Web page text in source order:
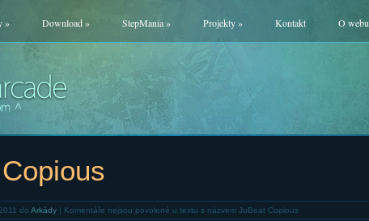
» Download» StepMania» Projekty» Kontakt O webu
do Arkády| Komentáře nejsou povolené u textu s názvem JuBeat Copious